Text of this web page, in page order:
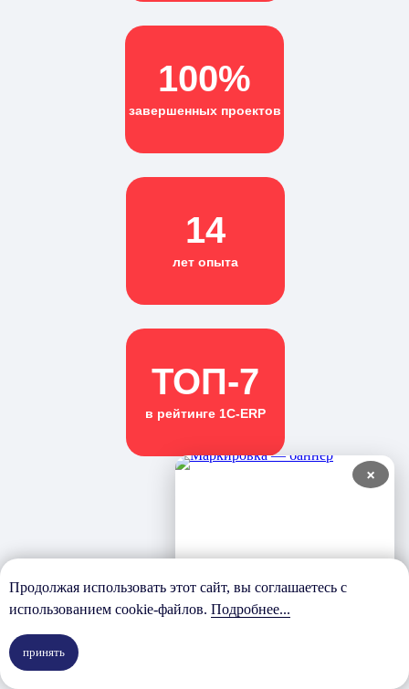
завершенных проектов
100%
ТОП-7
в рейтинге 1С-ERP
лет опыта
14
Стандарт
менеджмента
качества ISO
Продолжая использовать этот сайт, вы соглашаетесь с
использованием cookie-файлов. Подробнее...
принять
×